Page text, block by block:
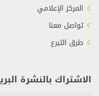
المركز الإعلامي
تواصل معنا
طرق التبرع
الاشتراك بالنشرة